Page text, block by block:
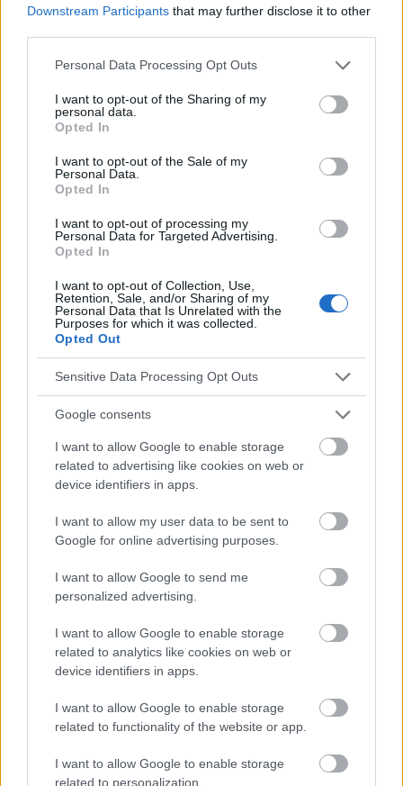
Downstream Participants that may further disclose it to other
Please note that this website/app uses one or more Google
not limited to your visit or usage behaviour. You may click to
grant or deny consent to Google and its third-party tags to
use your data for below specified purposes in below Google
consent section.
Personal Data Processing Opt Outs
I want to opt-out of the Sharing of my
personal data.
Opted In
I want to opt-out of the Sale of my
Personal Data.
Opted In
I want to opt-out of processing my
Personal Data for Targeted Advertising.
Opted In
I want to opt-out of Collection, Use,
Retention, Sale, and/or Sharing of my
Personal Data that Is Unrelated with the
Purposes for which it was collected.
Opted Out
Sensitive Data Processing Opt Outs
Google consents
I want to allow Google to enable storage
related to advertising like cookies on web or
device identifiers in apps.
I want to allow my user data to be sent to
Google for online advertising purposes.
I want to allow Google to send me
personalized advertising.
I want to allow Google to enable storage
related to analytics like cookies on web or
device identifiers in apps.
I want to allow Google to enable storage
related to functionality of the website or app.
I want to allow Google to enable storage
related to personalization.
Lee el siguiente texto de la categoría:
ENFERMEDADES DEL SNC
Parálisis nerviosa tras una